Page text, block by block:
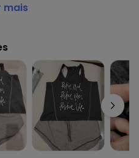
Estampa Lettering
etiqueta
o menor oferecido em
tamanho disponível.
R$ 49,99
R$ 49,99
mais